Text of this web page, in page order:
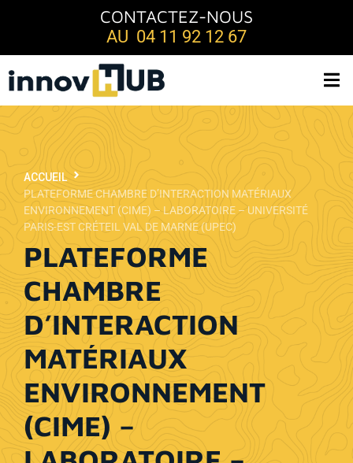
CONTACTEZ-NOUS
AU 04 11 92 12 67
PLATEFORME
CHAMBRE
D’INTERACTION
MATÉRIAUX
ENVIRONNEMENT
(CIME) –
ACCUEIL
PLATEFORME CHAMBRE D’INTERACTION MATÉRIAUX
ENVIRONNEMENT (CIME) – LABORATOIRE – UNIVERSITÉ
PARIS-EST CRÉTEIL VAL DE MARNE (UPEC)